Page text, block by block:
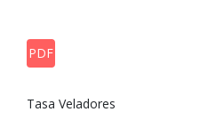
PDF
Tasa Veladores